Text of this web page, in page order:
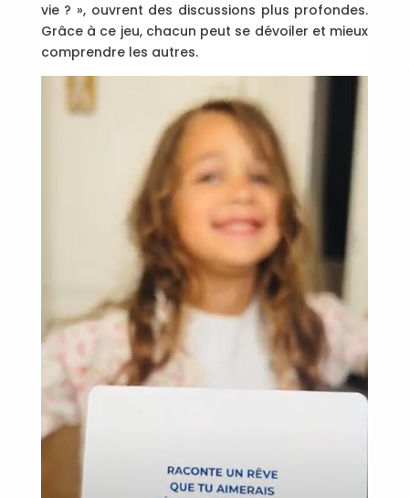
vie ? », ouvrent des discussions plus profondes.
Grâce à ce jeu, chacun peut se dévoiler et mieux
comprendre les autres.